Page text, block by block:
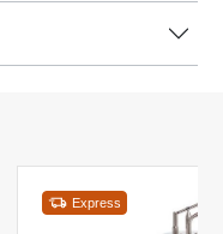
Express